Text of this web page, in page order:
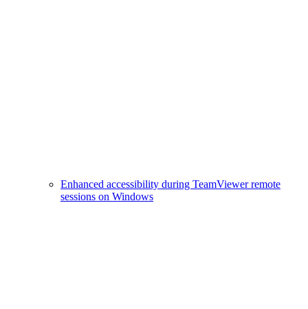
Enhanced accessibility during TeamViewer remote
sessions on Windows